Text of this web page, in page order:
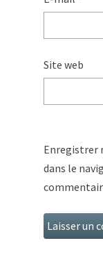
Site web
Enregistrer
dans le